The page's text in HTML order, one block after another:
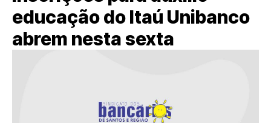
educação do Itaú Unibanco
abrem nesta sexta